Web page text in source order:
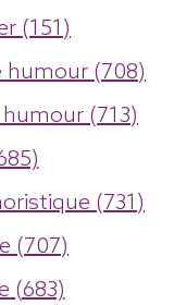
(151)
humour (708)
(713)
(731)
(707)
(683)